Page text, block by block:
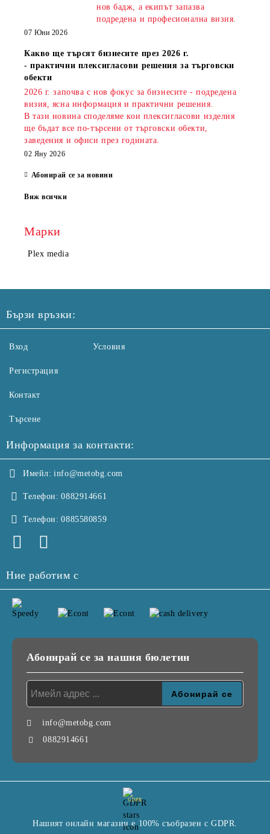
нов бадж, а екипът запазва
подредена и професионална визия.
07 Юни 2026
Какво ще търсят бизнесите през 2026 г.
- практични плексигласови решения за търговски
обекти
2026 г. започва с нов фокус за бизнесите - подредена
визия, ясна информация и практични решения.
В тази новина споделяме кои плексигласови изделия
ще бъдат все по-търсени от търговски обекти,
заведения и офиси през годината.
02 Яну 2026
Абонирай се за новини
Виж всички
Марки
Plex media
Бързи връзки:
Вход
Регистрация
Контакт
Търсене
Условия
Информация за контакти:
Имейл: info@metobg.com
Телефон: 0882914661
Телефон: 0885580859
Ние работим с
Абонирай се за нашия бюлетин
info@metobg.com
0882914661
GDPR
Нашият онлайн магазин е 100% съобразен с GDPR.